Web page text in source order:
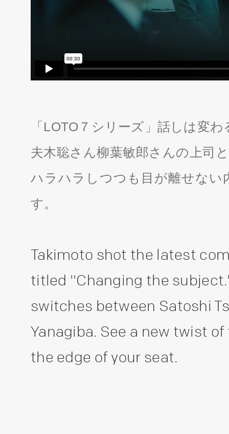
「LOTO７シリーズ」話しは変
夫木聡さん柳葉敏郎さんの上司
ハラハラしつつも目が離せな
す。
Takimoto shot the latest
titled "Changing the
switches between Satoshi
Yanagiba. See a new twist
the edge of your seat.